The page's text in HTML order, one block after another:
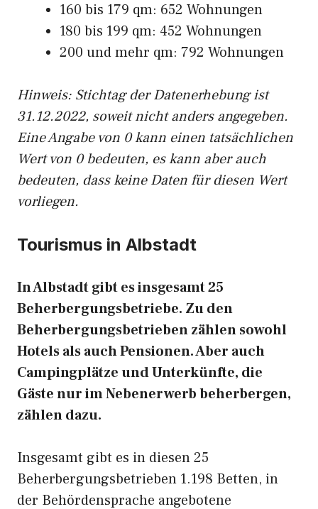
160 bis 179 qm: 652 Wohnungen
180 bis 199 qm: 452 Wohnungen
200 und mehr qm: 792 Wohnungen
Hinweis: Stichtag der Datenerhebung ist
31.12.2022, soweit nicht anders angegeben.
Eine Angabe von 0 kann einen tatsächlichen
Wert von 0 bedeuten, es kann aber auch
bedeuten, dass keine Daten für diesen Wert
vorliegen.
Tourismus in Albstadt
In Albstadt gibt es insgesamt 25
Beherbergungsbetriebe. Zu den
Beherbergungsbetrieben zählen sowohl
Hotels als auch Pensionen. Aber auch
Campingplätze und Unterkünfte, die
Gäste nur im Nebenerwerb beherbergen,
zählen dazu.
Insgesamt gibt es in diesen 25
Beherbergungsbetrieben 1.198 Betten, in
der Behördensprache angebotene